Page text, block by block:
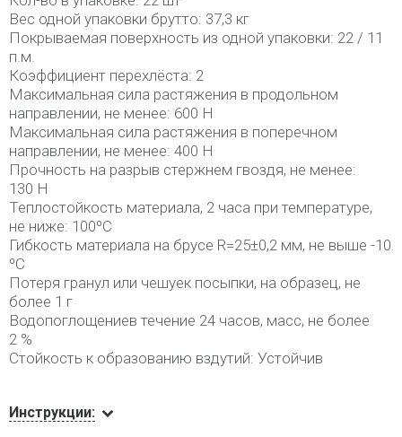
Вес одной упаковки брутто: 37,3 кг
Покрываемая поверхность из одной упаковки: 22 / 11
п.м.
Коэффициент перехлёста: 2
Максимальная сила растяжения в продольном
направлении, не менее: 600 Н
Максимальная сила растяжения в поперечном
направлении, не менее: 400 Н
Прочность на разрыв стержнем гвоздя, не менее:
130 Н
Теплостойкость материала, 2 часа при температуре,
не ниже: 100ºС
Гибкость материала на брусе R=25±0,2 мм, не выше -10
ºС
Потеря гранул или чешуек посыпки, на образец, не
более 1 г
Водопоглощениев течение 24 часов, масс, не более
2 %
Стойкость к образованию вздутий: Устойчив
Инструкции: